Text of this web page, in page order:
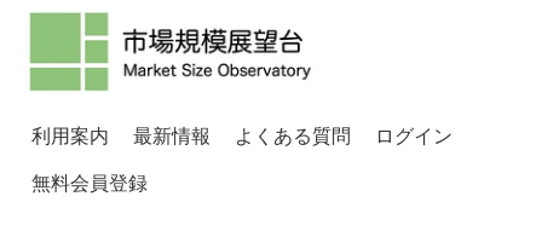
利用案内 最新情報 よくある質問
ログイン
無料会員登録